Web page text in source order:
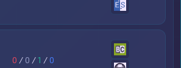
0 / 0 /1 /0